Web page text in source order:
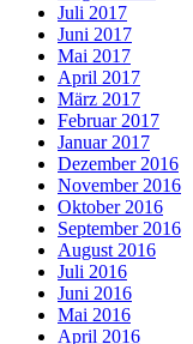
Juli 2017
Juni 2017
Mai 2017
April 2017
März 2017
Februar 2017
Januar 2017
Dezember 2016
November 2016
Oktober 2016
September 2016
August 2016
Juli 2016
Juni 2016
Mai 2016
April 2016